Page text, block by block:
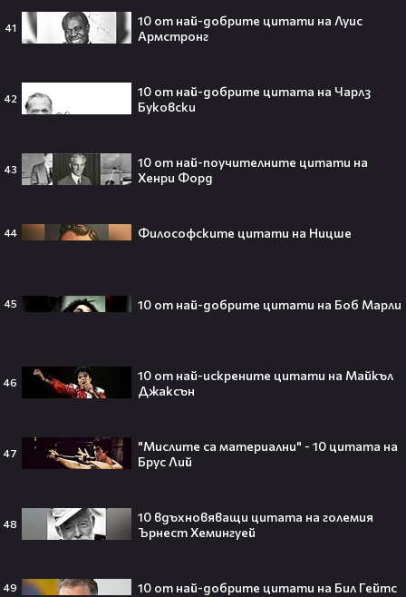
41
10 от най-добрите цитати на Луис
Армстронг
42
10 от най-добрите цитата на Чарлз
Буковски
43
10 от най-поучителните цитати на
Хенри Форд
44 Философските цитати на Ницше
45 10 от най-добрите цитати на Боб Марли
46
10 от най-искрените цитати на Майкъл
Джаксън
47
"Мислите са материални" - 10 цитата на
Брус Лий
48
10 вдъхновяващи цитата на големия
Ърнест Хемингуей
49 10 от най-добрите цитати на Бил Гейтс
Изследовател на НЛО: "САЩ
притежават технология за
Трагедия разтърси Холивуд:
Младата звезда от „Годзила
Ламин Ямал: Момчето, което
покори света на 19 — историята
Кристофър Нолън? Най-
странното решение във филма
в дискотека!" 👀💥